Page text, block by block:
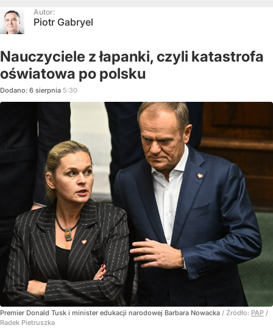
Autor:
Piotr Gabryel
Nauczyciele z łapanki, czyli katastrofa
oświatowa po polsku
Dodano: 6 sierpnia 5:30
Premier Donald Tusk i minister edukacji narodowej Barbara Nowacka / Źródło: PAP /
Radek Pietruszka